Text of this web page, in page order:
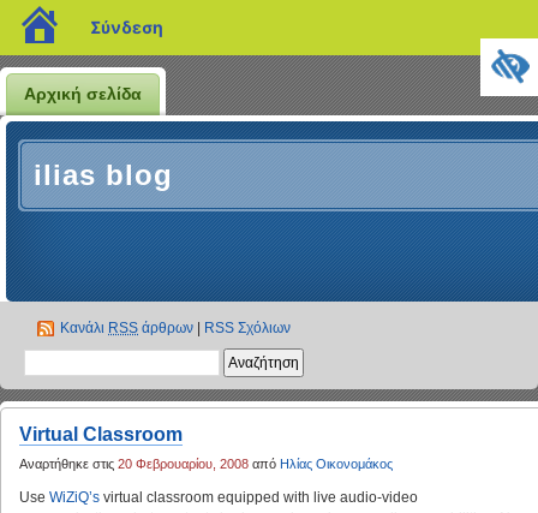
blogs.sch.gr
Σύνδεση
Αρχική σελίδα
ilias blog
Κανάλι RSS άρθρων RSS Σχόλιων
Virtual Classroom
Αναρτήθηκε στις 20 Φεβρουαρίου, 2008 από Ηλίας Οικονομάκος
Use WiZiQ’s virtual classroom equipped with live audio-video